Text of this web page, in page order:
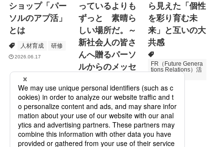
ショップ「パー
ソルのアプ活」
とは
人材育成 研修
2026.06.17
っているよりも
ずっと 素晴ら
しい場所だ。～
新社会人の皆さ
んへ贈るパーソ
ルからのメッセ
Specialized Servic
es
プロモーション
ら見えた「個性
を彩り育む未
来」と互いの大
共感
FR（Future Genera
tions Relations）活
次世代育成
2026.06.16